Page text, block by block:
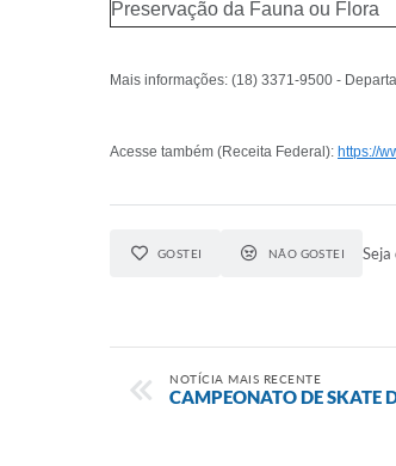
Preservação da Fauna ou Flora
Mais informações: (18) 3371-9500 -
Acesse também (Receita Federal): https://
GOSTEI NÃO GOSTEI
NOTÍCIA MAIS RECENTE
CAMPEONATO DE SKATE